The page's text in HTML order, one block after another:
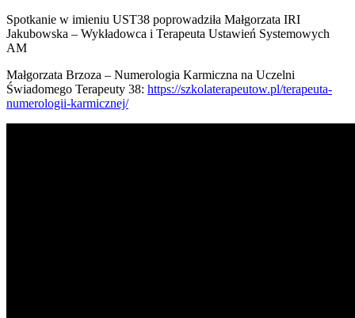
Spotkanie w imieniu UST38 poprowadziła Małgorzata IRI
Jakubowska – Wykładowca i Terapeuta Ustawień Systemowych
AM
Małgorzata Brzoza – Numerologia Karmiczna na Uczelni
Świadomego Terapeuty 38: https://szkolaterapeutow.pl/terapeuta-
numerologii-karmicznej/